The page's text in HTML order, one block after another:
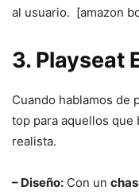
al usuario. [amazon
3. Playseat
Cuando hablamos de
top para aquellos que
realista.
– Diseño: Con un